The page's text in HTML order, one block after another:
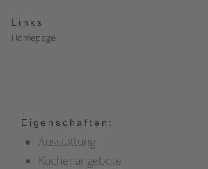
Links
Homepage
Eigenschaften:
Ausstattung
Küchenangebote